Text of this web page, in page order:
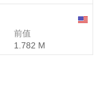
前值
1.782 M